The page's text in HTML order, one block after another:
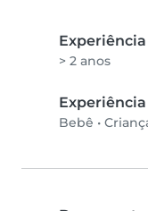
Experiência
> 2 anos
Bebê •